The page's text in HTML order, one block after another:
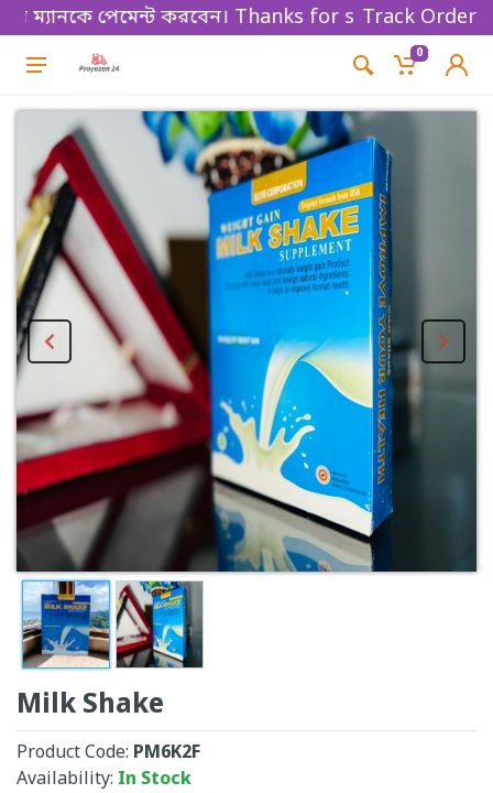
পেমেন্ট করবেন। Thanks for shopping!Track Order
0
Milk Shake
Product Code: PM6K2F
Availability: In Stock